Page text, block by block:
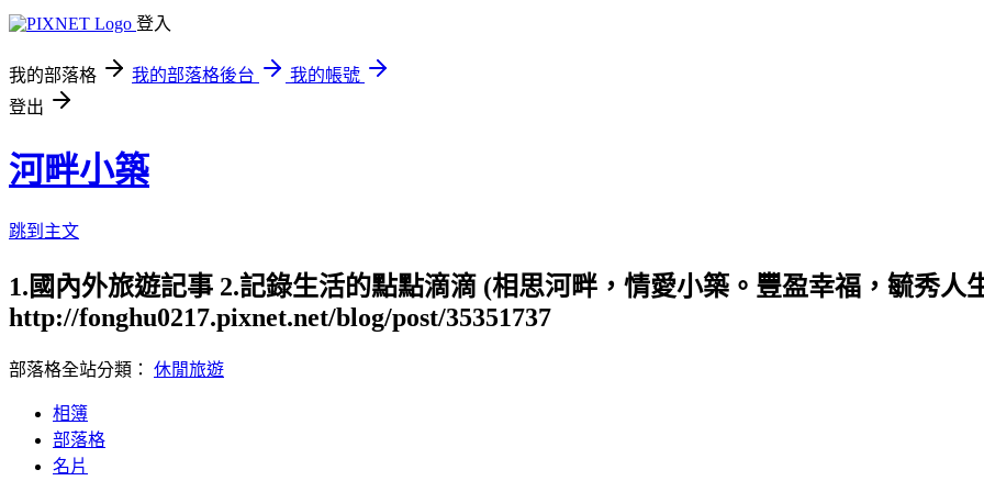
登入
我的部落格 我的部落格後台
我的帳號
登出
河畔小築
跳到主文
1.國內外旅遊記事 2.記錄生活的點點滴滴 (相思河畔，情愛小築。豐盈幸福，毓秀人
http://fonghu0217.pixnet.net/blog/post/35351737
部落格全站分類： 休閒旅遊
相簿
部落格
名片